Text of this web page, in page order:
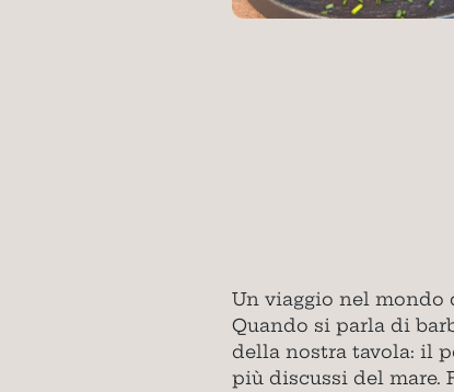
Un viaggio nel mondo
Quando si parla di
della nostra tavola: il
più discussi del mare.